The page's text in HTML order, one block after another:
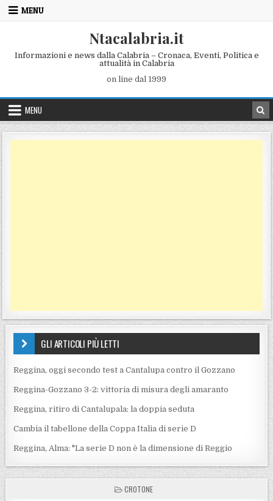
Skip to content
MENU
Ntacalabria.it
Informazioni e news dalla Calabria – Cronaca, Eventi, Politica e
attualità in Calabria
on line dal 1999
MENU
GLI ARTICOLI PIÙ LETTI
Reggina, oggi secondo test a Cantalupa contro il Gozzano
Reggina-Gozzano 3-2: vittoria di misura degli amaranto
Reggina, ritiro di Cantalupala: la doppia seduta
Cambia il tabellone della Coppa Italia di serie D
Reggina, Alma: "La serie D non è la dimensione di Reggio
POSTED IN
CROTONE